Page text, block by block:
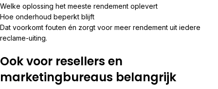
Welke oplossing het meeste rendement oplevert
Hoe onderhoud beperkt blijft
Dat voorkomt fouten én zorgt voor meer rendement uit iedere
reclame-uiting.
Ook voor resellers en
marketingbureaus belangrijk